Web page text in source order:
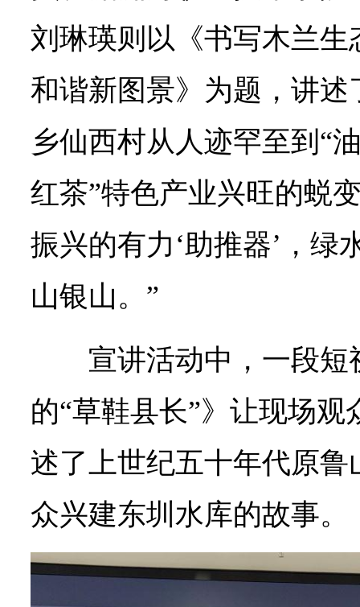
刘琳瑛则以《书写木兰
和谐新图景》为题，讲
乡仙西村从人迹罕至到“
红茶”特色产业兴旺的蜕
振兴的有力‘助推器’，绿
山银山。”
宣讲活动中，一段
的“草鞋县长”》让现场
述了上世纪五十年代原鲁
众兴建东圳水库的故事。